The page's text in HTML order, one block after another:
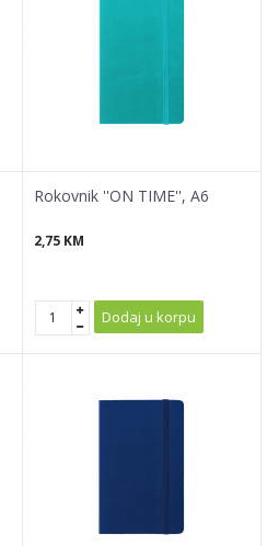
Rokovnik ''ON TIME'', A6
2,75 KM
Dodaj u korpu